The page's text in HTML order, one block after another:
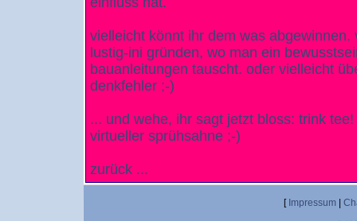
vielleicht könnt ihr dem was
lustig-ini gründen, wo man ein
bauanleitungen tauscht. oder vielleicht
denkfehler ;-)
... und wehe, ihr sagt jetzt bloss: trink
virtueller sprühsahne ;-)
zurück ...
[ Impressum